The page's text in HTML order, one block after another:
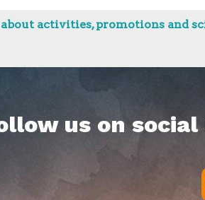
activities, promotions and
us on